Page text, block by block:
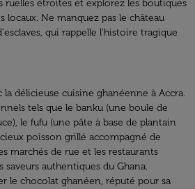
ruelles étroites et explorez les boutiques
locaux. Ne manquez pas le château
qui rappelle l'histoire tragique
la délicieuse cuisine ghanéenne à Accra.
tels que le banku (une boule de
le fufu (une pâte à base de plantain
poisson grillé accompagné de
marchés de rue et les restaurants
authentiques du Ghana.
le chocolat ghanéen, réputé pour sa